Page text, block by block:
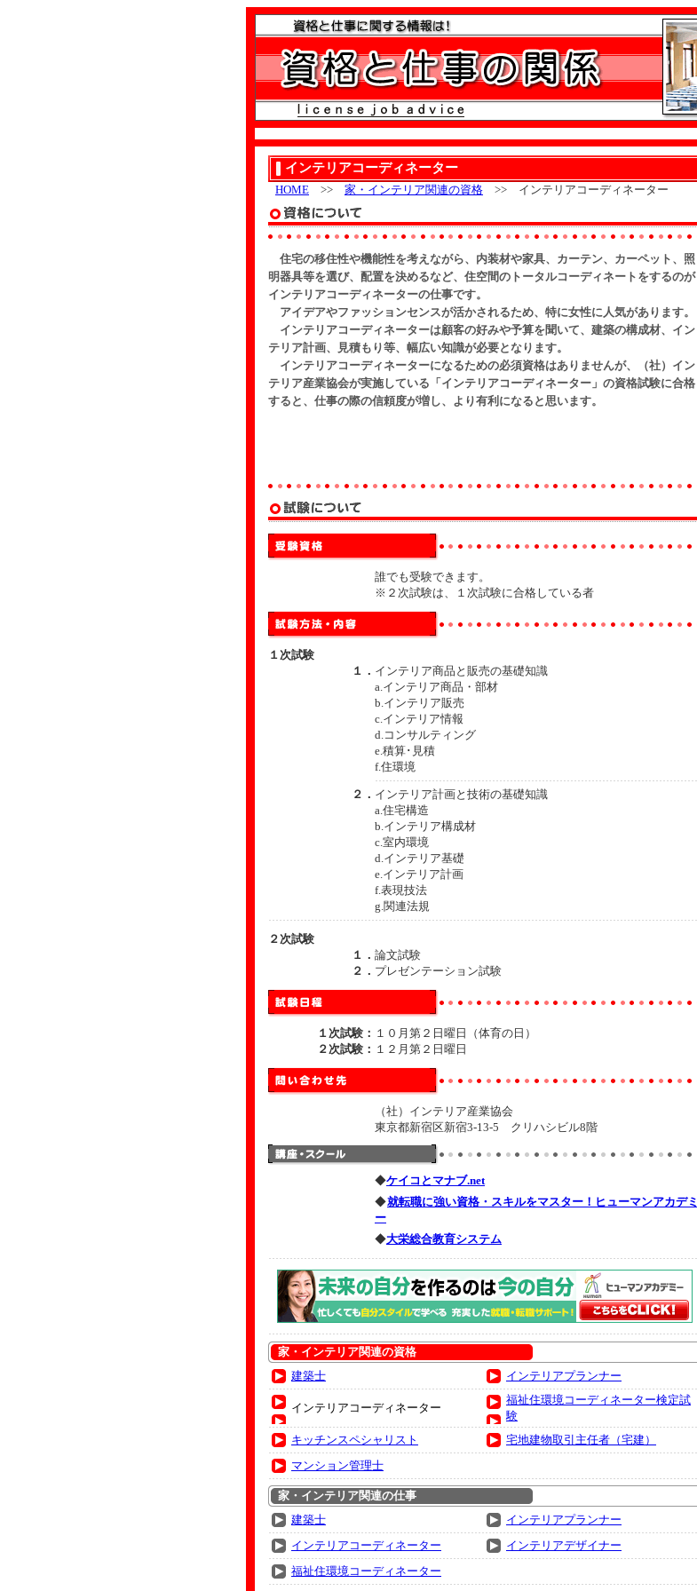
インテリアコーディネーター
HOME >> 家・インテリア関連の資格 >> インテリアコーディネーター
住宅の移住性や機能性を考えながら、内装材や家具、カーテン、カーペット、照
明器具等を選び、配置を決めるなど、住空間のトータルコーディネートをするのが
インテリアコーディネーターの仕事です。
アイデアやファッションセンスが活かされるため、特に女性に人気があります。
インテリアコーディネーターは顧客の好みや予算を聞いて、建築の構成材、イン
テリア計画、見積もり等、幅広い知識が必要となります。
インテリアコーディネーターになるための必須資格はありませんが、（社）イン
テリア産業協会が実施している「インテリアコーディネーター」の資格試験に合格
すると、仕事の際の信頼度が増し、より有利になると思います。
誰でも受験できます。
※２次試験は、１次試験に合格している者
１次試験
１． インテリア商品と販売の基礎知識
a.インテリア商品・部材
b.インテリア販売
c.インテリア情報
d.コンサルティング
e.積算･見積
f.住環境
２． インテリア計画と技術の基礎知識
a.住宅構造
b.インテリア構成材
c.室内環境
d.インテリア基礎
e.インテリア計画
f.表現技法
g.関連法規
２次試験
１． 論文試験
２． プレゼンテーション試験
１次試験： １０月第２日曜日（体育の日）
２次試験： １２月第２日曜日
（社）インテリア産業協会
東京都新宿区新宿3-13-5 クリハシビル8階
◆ケイコとマナブ.net
◆就転職に強い資格・スキルをマスター！ヒューマンアカデミ
ー
◆大栄総合教育システム
家・インテリア関連の資格
建築士
インテリアプランナー
インテリアコーディネーター
福祉住環境コーディネーター検定試
験
キッチンスペシャリスト
宅地建物取引主任者（宅建）
マンション管理士
家・インテリア関連の仕事
建築士
インテリアプランナー
インテリアコーディネーター
インテリアデザイナー
福祉住環境コーディネーター